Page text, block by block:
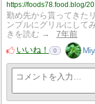
勤め先から貰ってきた
ンプルにグリルにして
きを読む →
7年前
いいね！
0